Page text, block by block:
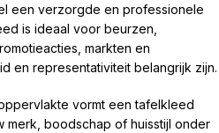
een verzorgde en professionele
is ideaal voor beurzen,
markten en
en representativiteit belangrijk zijn.
vormt een tafelkleed
merk, boodschap of huisstijl onder